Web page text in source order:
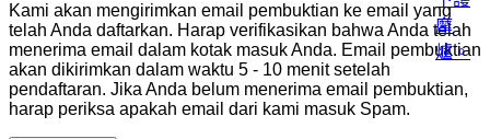
Kami akan mengirimkan email pembuktian ke email yang
telah Anda daftarkan. Harap verifikasikan bahwa Anda telah
menerima email dalam kotak masuk Anda. Email pembuktian
akan dikirimkan dalam waktu 5 - 10 menit setelah
pendaftaran. Jika Anda belum menerima email pembuktian,
harap periksa apakah email dari kami masuk Spam.